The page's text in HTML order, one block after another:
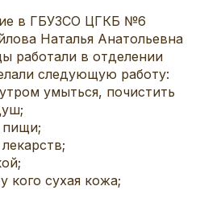
в ГБУЗСО ЦГКБ №6
Наталья Анатольевна
работали в отделении
следующую работу:
умыться, почистить
кого сухая кожа;